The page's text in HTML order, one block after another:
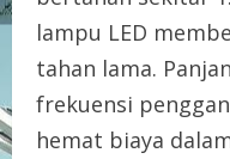
lampu LED
tahan lama.
frekuensi
hemat biaya